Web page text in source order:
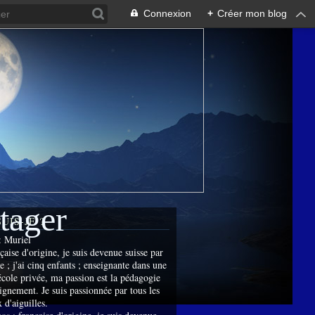
Connexion + Créer mon blog
JE ?
Muriel